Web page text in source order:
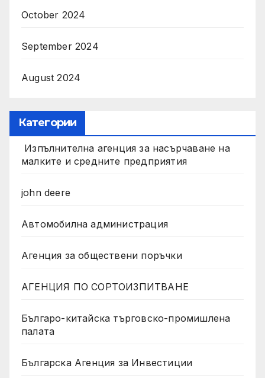
October 2024
September 2024
August 2024
Категории
Изпълнителна агенция за насърчаване на
малките и средните предприятия
john deere
Автомобилна администрация
Агенция за обществени поръчки
АГЕНЦИЯ ПО СОРТОИЗПИТВАНЕ
Българо-китайска търговско-промишлена
палата
Българска Агенция за Инвестиции